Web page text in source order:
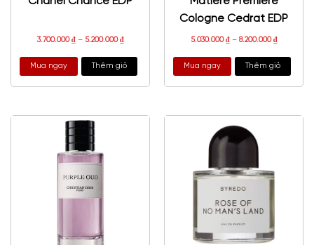
3.700.000₫– 5.200.000₫
Mua ngay Thêm giỏ
Cologne Cedrat EDP
5.030.000₫– 8.200.000₫
Mua ngay Thêm giỏ